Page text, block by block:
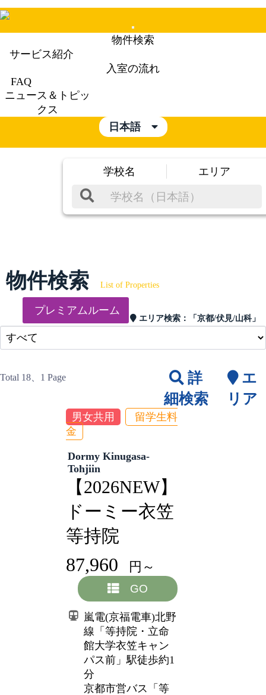
Mobile
Menu
物件検索
サービス紹介
入室の流れ
FAQ
ニュース＆トピッ
クス
日本語
学校名 エリア
物件検索 List of Properties
エリア検索： 「京都/伏見/山科」
プレミアムルーム
Total 18、1 Page
詳
細検索
エ
リア
男女共用
留学生料
金
Dormy Kinugasa-
Tohjiin
【2026NEW】
ドーミー衣笠
等持院
87,960 円～
GO
嵐電(京福電車)北野
線「等持院・立命
館大学衣笠キャン
パス前」駅徒歩約1
分
京都市営バス「等